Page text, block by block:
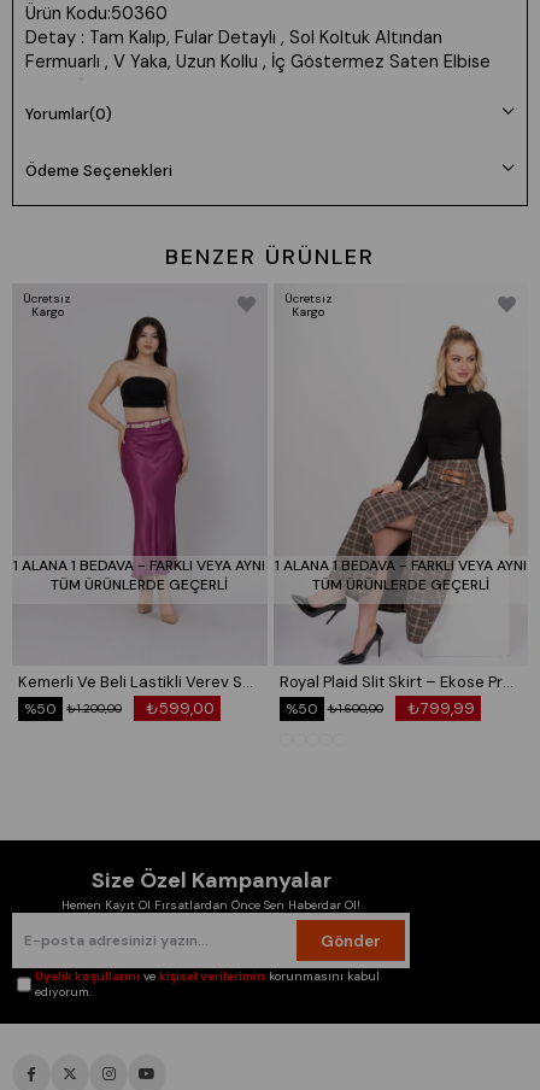
Ürün Kodu:50360
Detay : Tam Kalıp, Fular Detaylı , Sol Koltuk Altından
Fermuarlı , V Yaka, Uzun Kollu , İç Göstermez Saten Elbise
cep:yok
Uzunluk: 86cm
Manken 36 Beden Boy: 165 cm Kilo: 55
Daha rahat kalıp isteyenler bir beden büyük tercih edebilir.
Yorumlar(0)
Ödeme Seçenekleri
BENZER ÜRÜNLER
1 ALANA 1 BEDAVA - FARKLI VEYA AYNI
TÜM ÜRÜNLERDE GEÇERLİ
Kemerli Ve Beli Lastikli Verev Saten Etek 6791
₺599,00
₺1.200,00
%50
Ücretsiz
Kargo
1 ALANA 1 BEDAVA - FARKLI VEYA AYNI
TÜM ÜRÜNLERDE GEÇERLİ
Royal Plaid Slit Skirt – Ekose Premium Maxi Etek 6831
₺799,99
₺1.600,00
%50
Ücretsiz
Kargo
Size Özel Kampanyalar
Hemen Kayıt Ol Fırsatlardan Önce Sen Haberdar Ol!
Gönder
Üyelik koşullarını vekişisel verilerimin korunmasını kabul
ediyorum.